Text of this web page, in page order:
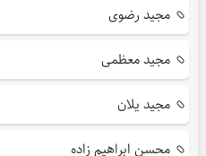
مجید رضوی
مجید معظمی
مجید یلان
محسن ابراهیم زاده